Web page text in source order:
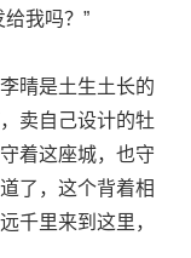
我吗？”
晴是土生土长的
卖自己设计的牡
着这座城，也守
了，这个背着相
千里来到这里，